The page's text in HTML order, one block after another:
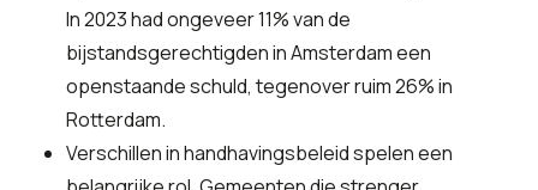
In 2023 had ongeveer 11% van de
bijstandsgerechtigden in Amsterdam een
openstaande schuld, tegenover ruim 26% in
Rotterdam.
Verschillen in handhavingsbeleid spelen een